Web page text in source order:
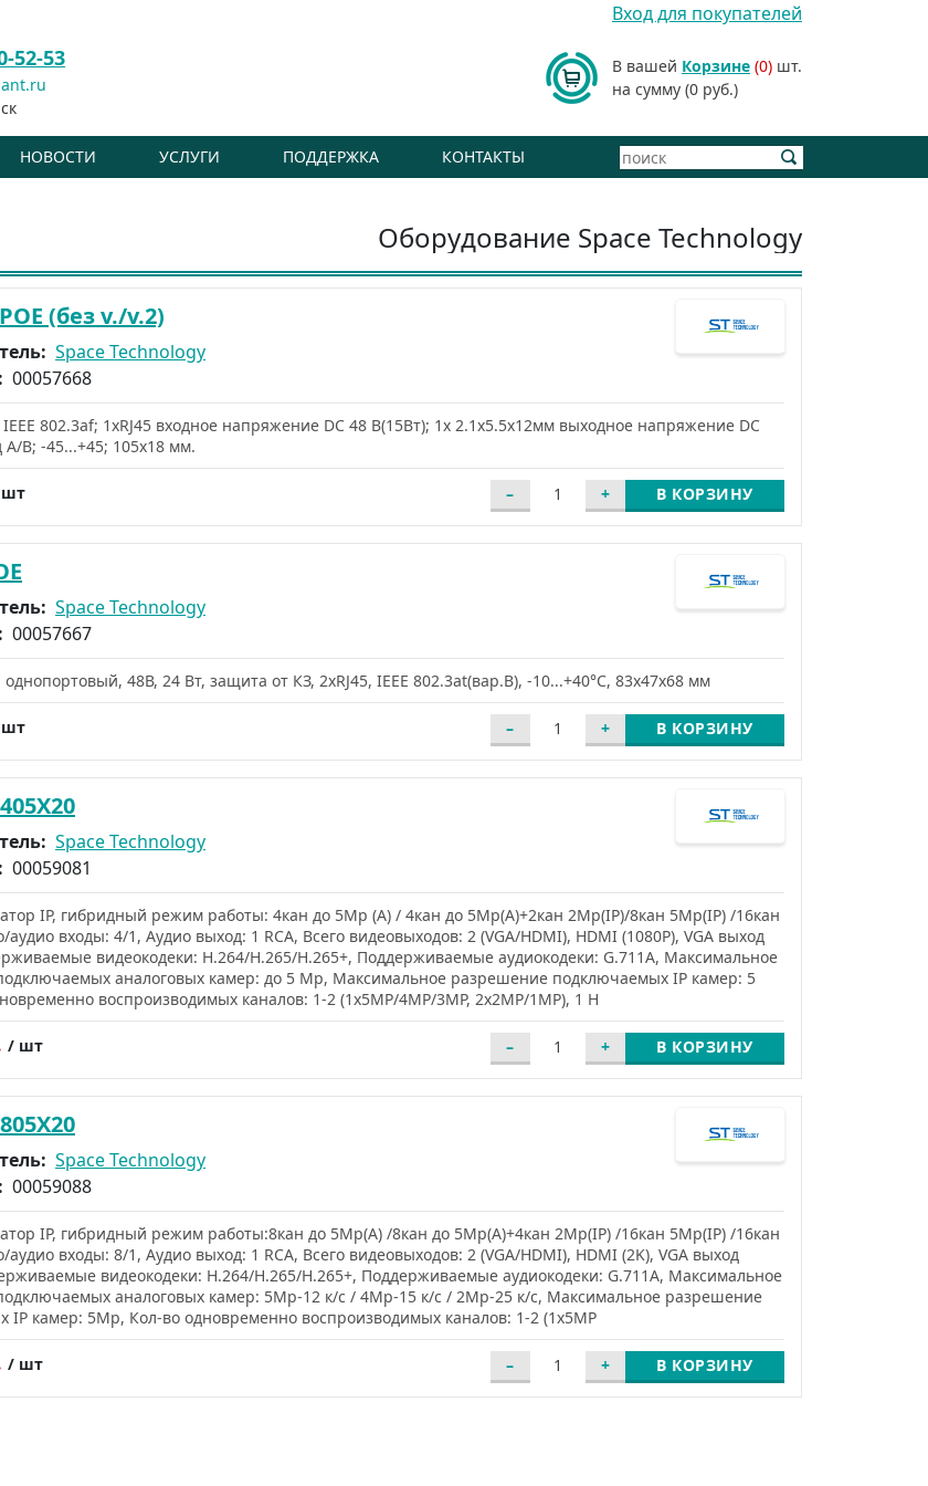
Вход для покупателей
52-53 В вашей Корзине (0) шт.
на сумму (0 руб.)
НОВОСТИ УСЛУГИ ПОДДЕРЖКА КОНТАКТЫ
Оборудование Space Technology
(без v./v.2)
Space Technology
00057668
IEEE 802.3af; 1хRJ45 входное напряжение DC 48 В(15Вт); 1х 2.1x5.5x12мм выходное напряжение DC
B; -45...+45; 105x18 мм.
В КОРЗИНУ
Space Technology
00057667
48В, 24 Вт, защита от КЗ, 2хRJ45, IEEE 802.3at(вар.B), -10...+40°C, 83х47х68 мм
В КОРЗИНУ
Space Technology
00059081
IP, гибридный режим работы: 4кан до 5Mp (A) / 4кан до 5Mp(А)+2кан 2Mp(IP)/8кан 5Mp(IP) /16кан
аудио входы: 4/1, Аудио выход: 1 RCA, Всего видеовыходов: 2 (VGA/HDMI), HDMI (1080P), VGA выход
видеокодеки: H.264/H.265/H.265+, Поддерживаемые аудиокодеки: G.711A, Максимальное
аналоговых камер: до 5 Mp, Максимальное разрешение подключаемых IP камер: 5
воспроизводимых каналов: 1-2 (1x5MP/4MP/3MP, 2x2MP/1MP), 1 H
/ шт В КОРЗИНУ
Space Technology
00059088
IP, гибридный режим работы:8кан до 5Mp(A) /8кан до 5Mp(А)+4кан 2Mp(IP) /16кан 5Mp(IP) /16кан
аудио входы: 8/1, Аудио выход: 1 RCA, Всего видеовыходов: 2 (VGA/HDMI), HDMI (2K), VGA выход
видеокодеки: H.264/H.265/H.265+, Поддерживаемые аудиокодеки: G.711A, Максимальное
аналоговых камер: 5Mp-12 к/с / 4Mp-15 к/с / 2Mp-25 к/с, Максимальное разрешение
IP камер: 5Mp, Кол-во одновременно воспроизводимых каналов: 1-2 (1x5MP
/ шт В КОРЗИНУ